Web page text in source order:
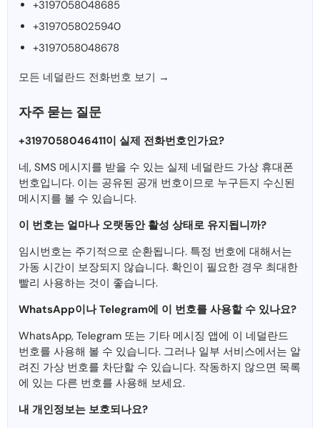
+3197058048685
+3197058025940
+3197058048678
모든 네덜란드 전화번호 보기 →
자주 묻는 질문
+3197058046411이 실제 전화번호인가요?
네, SMS 메시지를 받을 수 있는 실제 네덜란드 가상 휴대폰
번호입니다. 이는 공유된 공개 번호이므로 누구든지 수신된
메시지를 볼 수 있습니다.
이 번호는 얼마나 오랫동안 활성 상태로 유지됩니까?
임시번호는 주기적으로 순환됩니다. 특정 번호에 대해서는
가동 시간이 보장되지 않습니다. 확인이 필요한 경우 최대한
빨리 사용하는 것이 좋습니다.
WhatsApp이나 Telegram에 이 번호를 사용할 수 있나요?
WhatsApp, Telegram 또는 기타 메시징 앱에 이 네덜란드
번호를 사용해 볼 수 있습니다. 그러나 일부 서비스에서는 알
려진 가상 번호를 차단할 수 있습니다. 작동하지 않으면 목록
에 있는 다른 번호를 사용해 보세요.
내 개인정보는 보호되나요?